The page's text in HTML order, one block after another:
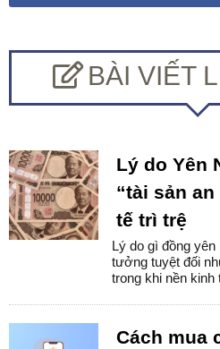
BÀI VIẾT
Lý do Yên
“tài sản
tế trì trệ
Lý do gì đồng
tưởng tuyệt đối
trong khi nền kinh
Cách mua